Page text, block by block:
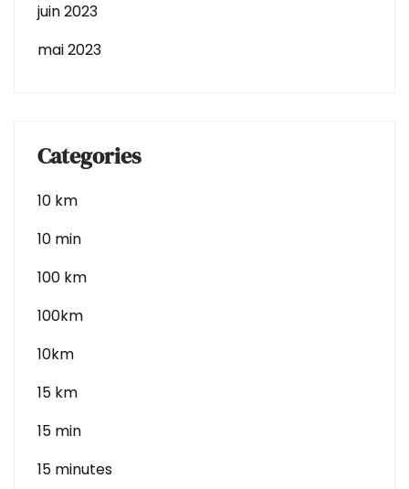
juin 2023
mai 2023
Categories
10 km
10 min
100 km
100km
10km
15 km
15 min
15 minutes